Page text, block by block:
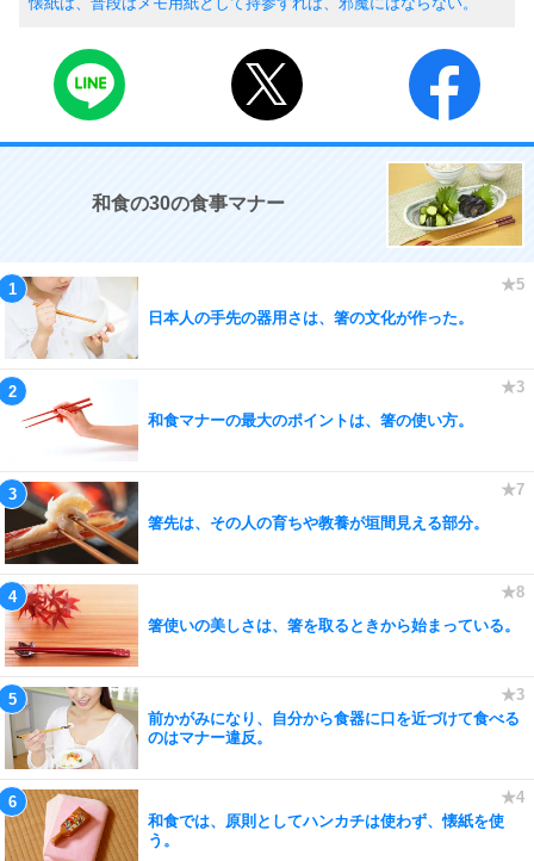
和食の30の食事マナー
日本人の手先の器用さは、箸の文化が作った。
和食マナーの最大のポイントは、箸の使い方。
箸先は、その人の育ちや教養が垣間見える部分。
箸使いの美しさは、箸を取るときから始まっている。
前かがみになり、自分から食器に口を近づけて食べる
のはマナー違反。
和食では、原則としてハンカチは使わず、懐紙を使
う。